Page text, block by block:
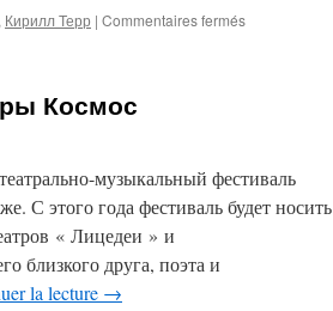
Кирилл Терр | Commentaires ferméssur
du
Rock
Космос
музыкальный фестиваль
С этого года фестиваль будет носить
« Лицедеи » и
близкого друга, поэта и
la lecture →